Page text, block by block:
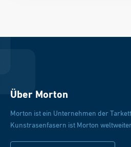
Über Morton
Morton ist ein Unternehmen der
Kunstrasenfasern ist Morton